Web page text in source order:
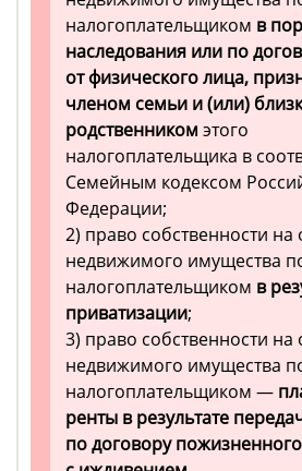
налогоплательщиком в
наследования или по
от физического лица,
членом семьи и (или)
родственником этого
налогоплательщика в
Семейным кодексом
Федерации;
2) право собственности на
недвижимого имущества
налогоплательщиком в
приватизации;
3) право собственности на
недвижимого имущества
налогоплательщиком —
ренты в результате
по договору